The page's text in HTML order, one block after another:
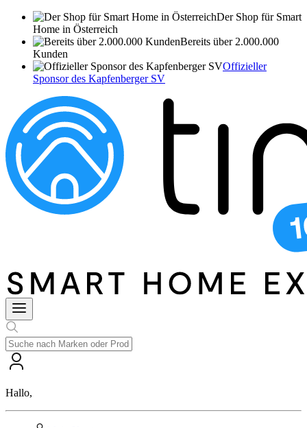
Der Shop für Smart
Home in Österreich
Bereits über 2.000.000
Kunden
Offizieller
Sponsor des Kapfenberger SV
Hallo,